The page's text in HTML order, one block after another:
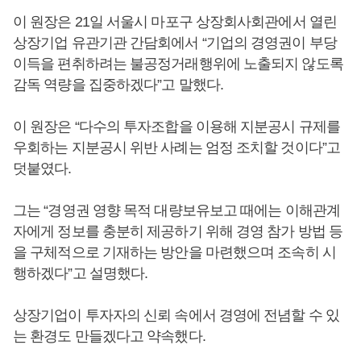
이 원장은 21일 서울시 마포구 상장회사회관에서 열린
상장기업 유관기관 간담회에서 “기업의 경영권이 부당
이득을 편취하려는 불공정거래행위에 노출되지 않도록
감독 역량을 집중하겠다”고 말했다.
이 원장은 “다수의 투자조합을 이용해 지분공시 규제를
우회하는 지분공시 위반 사례는 엄정 조치할 것이다”고
덧붙였다.
그는 “경영권 영향 목적 대량보유보고 때에는 이해관계
자에게 정보를 충분히 제공하기 위해 경영 참가 방법 등
을 구체적으로 기재하는 방안을 마련했으며 조속히 시
행하겠다”고 설명했다.
상장기업이 투자자의 신뢰 속에서 경영에 전념할 수 있
는 환경도 만들겠다고 약속했다.